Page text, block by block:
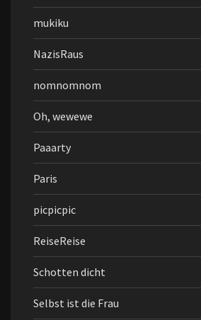
mukiku
NazisRaus
nomnomnom
Oh, wewewe
Paaarty
Paris
picpicpic
ReiseReise
Schotten dicht
Selbst ist die Frau